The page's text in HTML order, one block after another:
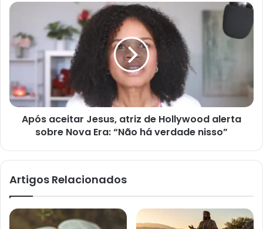
único
Após
Jesus,
atriz
de
alerta
sobre
Nova
Após aceitar Jesus, atriz de Hollywood alerta
sobre Nova Era: “Não há verdade nisso”
Artigos Relacionados